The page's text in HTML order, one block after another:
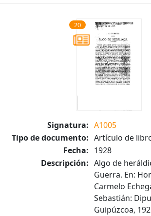
20
Signatura: A1005
Tipo de documento: Artículo de
Fecha: 1928
Descripción: Algo de
Guerra. En:
Carmelo
Sebastián:
Guipúzcoa,